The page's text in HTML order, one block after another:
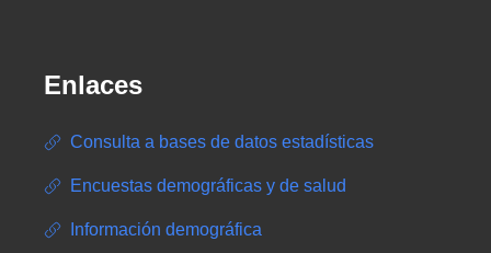
Enlaces
Consulta a bases de datos estadísticas
Encuestas demográficas y de salud
Información demográfica